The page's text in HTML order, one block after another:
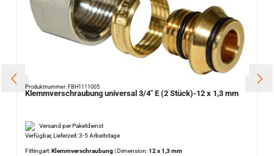
Produktnummer: FBH1111005
Klemmverschraubung universal 3/4" E (2 Stück)-12 x 1,3 mm
Versand per Paketdienst
Verfügbar, Lieferzeit: 3-5 Arbeitstage
Fittingart:Klemmverschraubung|Dimension:12 x 1,3 mm